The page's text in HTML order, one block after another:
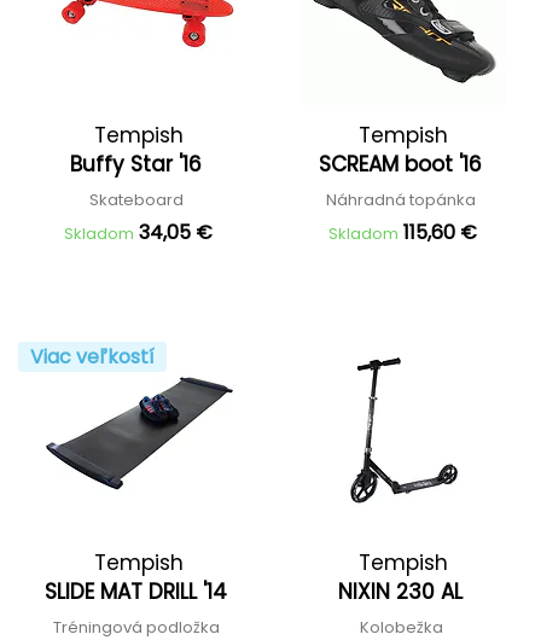
Tempish
Buffy Star '16
Skateboard
Skladom 34,05 €
Tempish
SCREAM boot '16
Náhradná topánka
Skladom 115,60 €
Viac veľkostí
Tempish
SLIDE MAT DRILL '14
Tréningová podložka
Tempish
NIXIN 230 AL
Kolobežka